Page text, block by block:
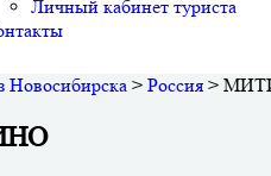
Личный кабинет туриста
Новосибирска > Россия >